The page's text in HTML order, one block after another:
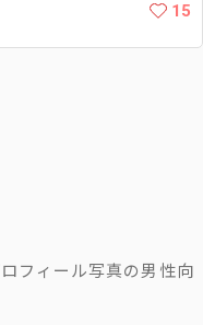
15
フィール写真の男性向